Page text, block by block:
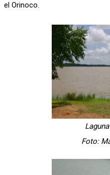
el Orinoco.
Foto: